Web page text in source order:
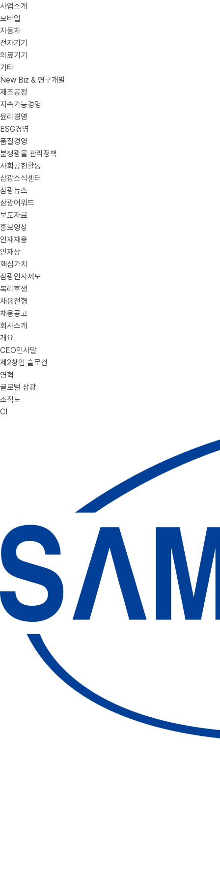
사업소개
모바일
자동차
전자기기
의료기기
기타
New Biz & 연구개발
제조공정
지속가능경영
윤리경영
ESG경영
품질경영
분쟁광물 관리정책
사회공헌활동
삼광소식센터
삼광뉴스
삼광어워드
보도자료
홍보영상
인재채용
인재상
핵심가치
삼광인사제도
복리후생
채용전형
채용공고
회사소개
개요
CEO인사말
제2창업 슬로건
연혁
글로벌 삼광
조직도
CI